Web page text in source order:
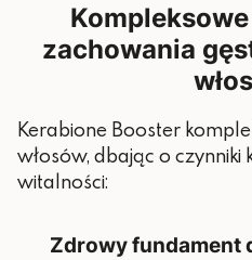
zachowania
Kerabione Booster
włosów, dbając o czynniki
witalności:
Zdrowy fundament